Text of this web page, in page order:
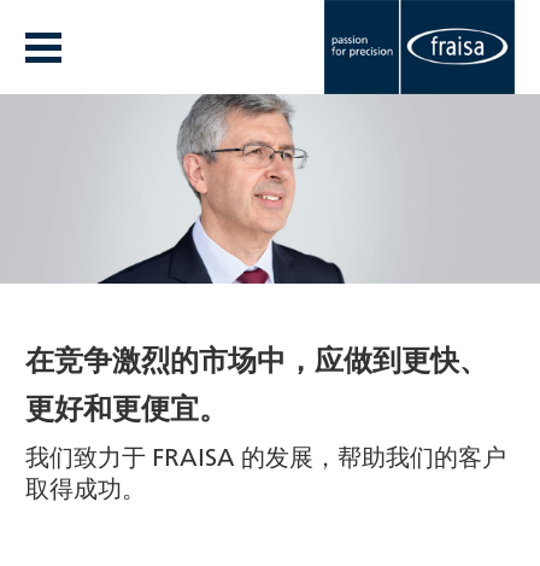
在竞争激烈的市场中，应做到更快、
更好和更便宜。
我们致力于 FRAISA 的发展，帮助我们的客户
取得成功。